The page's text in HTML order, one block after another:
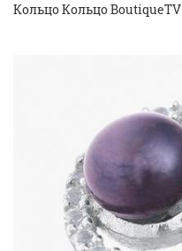
Кольцо Кольцо BoutiqueTV